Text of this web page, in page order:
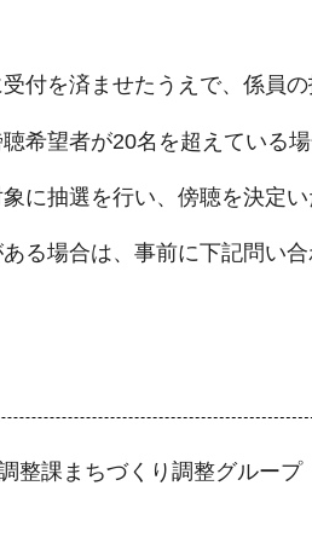
を済ませたうえで、係員の
希望者が20名を超えている場
抽選を行い、傍聴を決定い
る場合は、事前に下記問い
整課まちづくり調整グループ